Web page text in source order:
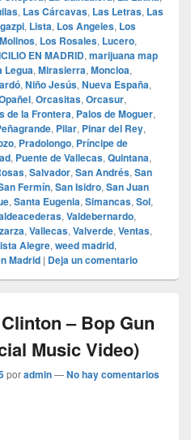
, Las Cárcavas, Las Letras, Las
, Lista, Los Angeles, Los
, Los Rosales, Lucero,
EN MADRID, marijuana map
Legua, Mirasierra, Moncloa,
, Niño Jesús, Nueva España,
, Orcasitas, Orcasur,
de la Frontera, Palos de Moguer,
, Pilar, Pinar del Rey,
, Pradolongo, Príncipe de
, Puente de Vallecas, Quintana,
, Salvador, San Andrés, San
Fermín, San Isidro, San Juan
, Santa Eugenia, Simancas, Sol,
, Valdebernardo,
, Vallecas, Valverde, Ventas,
Alegre, weed madrid,
Madrid | Deja un comentario
– Bop Gun
Music Video)
poradmin—No hay comentarios